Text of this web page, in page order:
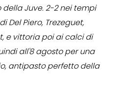
Juve. 2-2 nei tempi
Del Piero, Trezeguet,
e vittoria poi ai calci di
all'8 agosto per una
antipasto perfetto della